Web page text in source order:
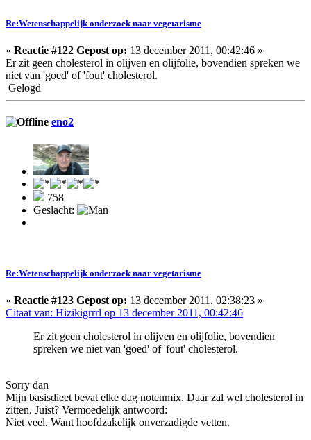
Re:Wetenschappelijk onderzoek naar vegetarisme
« Reactie #122 Gepost op: 13 december 2011, 00:42:46 »
Er zit geen cholesterol in olijven en olijfolie, bovendien spreken we
niet van 'goed' of 'fout' cholesterol.
Gelogd
eno2
758
Geslacht:
Re:Wetenschappelijk onderzoek naar vegetarisme
« Reactie #123 Gepost op: 13 december 2011, 02:38:23 »
Citaat van: Hizikigrrrl op 13 december 2011, 00:42:46
Er zit geen cholesterol in olijven en olijfolie, bovendien
spreken we niet van 'goed' of 'fout' cholesterol.
Sorry dan
Mijn basisdieet bevat elke dag notenmix. Daar zal wel cholesterol in
zitten. Juist? Vermoedelijk antwoord:
Niet veel. Want hoofdzakelijk onverzadigde vetten.